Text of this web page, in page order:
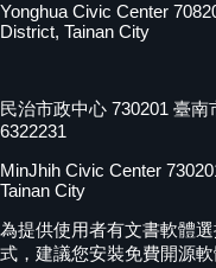
Yonghua Civic Center
District, Tainan City
民治市政中心 730201
6322231
MinJhih Civic Center
Tainan City
為提供使用者有文書軟體
式，建議您安裝免費開源